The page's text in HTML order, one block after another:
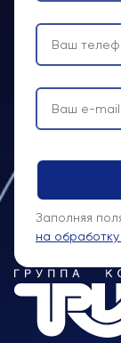
Заполняя
на